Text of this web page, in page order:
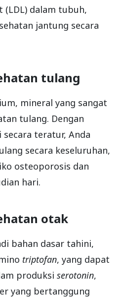
(LDL) dalam tubuh,
jantung secara
tulang
mineral yang sangat
tulang. Dengan
teratur, Anda
secara keseluruhan,
osteoporosis dan
hari.
otak
bahan dasar tahini,
triptofan, yang dapat
produksi serotonin,
yang bertanggung